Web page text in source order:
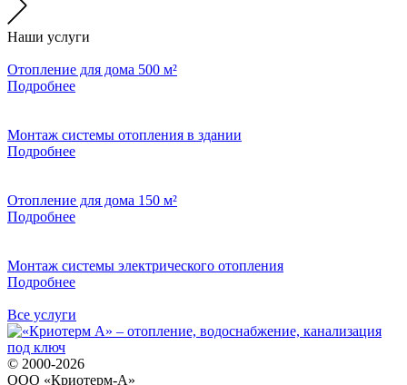
Наши услуги
Отопление для дома 500 м²
Подробнее
Монтаж системы отопления в здании
Подробнее
Отопление для дома 150 м²
Подробнее
Монтаж системы электрического отопления
Подробнее
Все услуги
© 2000-2026
ООО «Криотерм-А»